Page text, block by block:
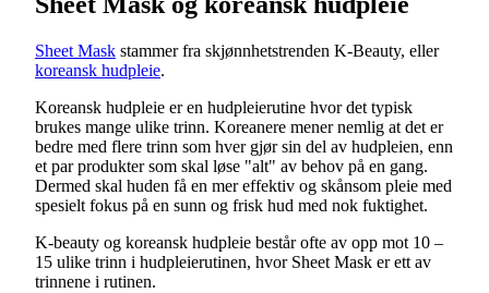
Sheet Mask stammer fra skjønnhetstrenden K-Beauty, eller
koreansk hudpleie.
Koreansk hudpleie er en hudpleierutine hvor det typisk
brukes mange ulike trinn. Koreanere mener nemlig at det er
bedre med flere trinn som hver gjør sin del av hudpleien, enn
et par produkter som skal løse "alt" av behov på en gang.
Dermed skal huden få en mer effektiv og skånsom pleie med
spesielt fokus på en sunn og frisk hud med nok fuktighet.
K-beauty og koreansk hudpleie består ofte av opp mot 10 –
15 ulike trinn i hudpleierutinen, hvor Sheet Mask er ett av
trinnene i rutinen.